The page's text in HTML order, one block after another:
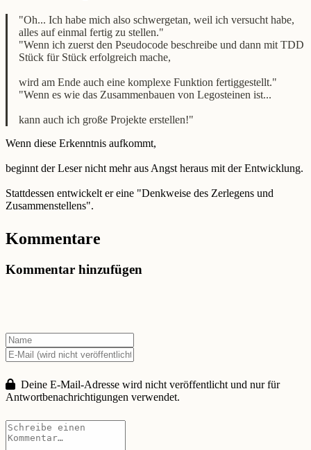
"Oh... Ich habe mich also schwergetan, weil ich versucht habe,
alles auf einmal fertig zu stellen."
"Wenn ich zuerst den Pseudocode beschreibe und dann mit TDD
Stück für Stück erfolgreich mache,
wird am Ende auch eine komplexe Funktion fertiggestellt."
"Wenn es wie das Zusammenbauen von Legosteinen ist...
kann auch ich große Projekte erstellen!"
Wenn diese Erkenntnis aufkommt,
beginnt der Leser nicht mehr aus Angst heraus mit der Entwicklung.
Stattdessen entwickelt er eine "Denkweise des Zerlegens und
Zusammenstellens".
Kommentare
Kommentar hinzufügen
Deine E-Mail-Adresse wird nicht veröffentlicht und nur für
Antwortbenachrichtigungen verwendet.